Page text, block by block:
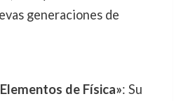
generaciones de
de Física»: Su